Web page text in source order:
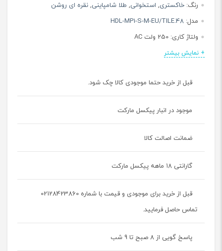
رنگ: خاکستری, استخوانی, طلا شامپاینی, نقره ای روشن
مدل: HDL-MP1-S-M-EU/TILE.48
ولتاژ کاری: 250 ولت AC
حداکثر جریان خروجی:
جنس بدنه:پلی کربنات
نوع سطح نصبی:باکس دیواری
+ نمایش بیشتر
قبل از خرید حتما موجودی کالا چک شود.
موجود در انبار پیکسل مارکت
ضمانت اصالت کالا
گارانتی ۱۸ ماهه پیکسل مارکت
قبل از خرید برای موجودی و قیمت با شماره 02128423860
تماس حاصل فرمایید.
پاسخ گویی از 8 صبح تا 9 شب